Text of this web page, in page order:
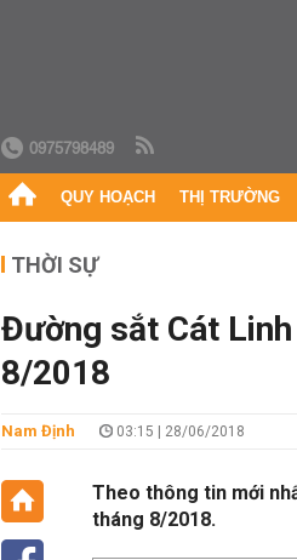
0975798489
QUY HOẠCH THỊ TRƯỜNG
THỜI SỰ
Đường sắt Cát
8/2018
Nam Định 03:15 | 28/06/2018
Theo thông tin mới
tháng 8/2018.